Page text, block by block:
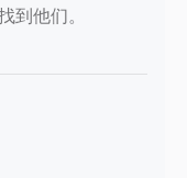
到他们。